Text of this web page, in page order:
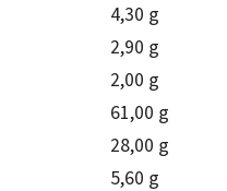
4,30 g
2,90 g
2,00 g
61,00 g
28,00 g
5,60 g